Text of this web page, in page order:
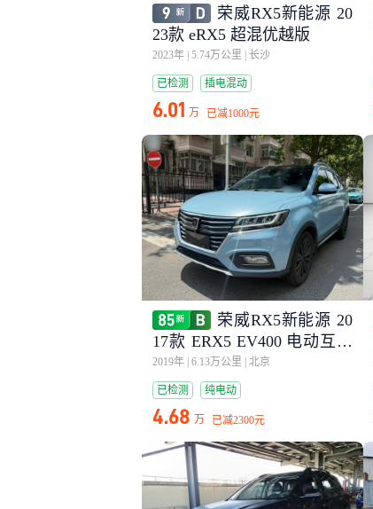
荣威RX5新能源 20
23款 eRX5 超混优越版
2023年 5.74万公里 长沙
已检测 插电混动
6.01 万 已减1000元
荣威RX5新能源 20
17款 ERX5 EV400 电动互联
网旗舰版
2019年 6.13万公里 北京
已检测 纯电动
4.68 万 已减2300元